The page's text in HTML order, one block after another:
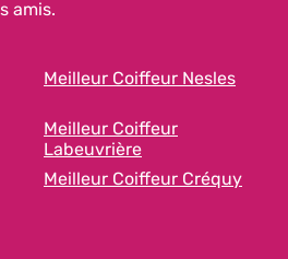
amis.
Meilleur Coiffeur Nesles
Meilleur Coiffeur
Labeuvrière
Meilleur Coiffeur Créquy